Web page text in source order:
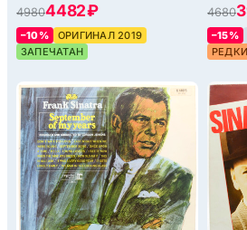
49804482 ₽
–10%
ОРИГИНАЛ 2019
ЗАПЕЧАТАН
4680
–15%